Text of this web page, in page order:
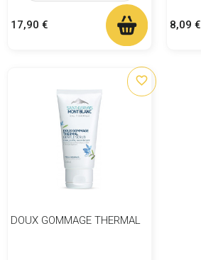
Prix
17,90 € Prix
8,09 €
DOUX GOMMAGE THERMAL
favorite_border